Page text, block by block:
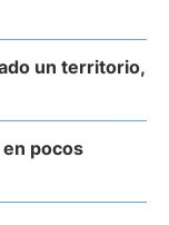
un territorio,
pocos